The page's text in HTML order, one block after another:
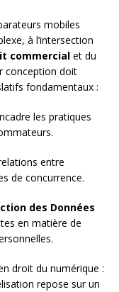
mobiles
à l’intersection
commercial et du
conception doit
fondamentaux :
les pratiques
entre
de concurrence.
des Données
en matière de
droit du numérique :
repose sur un